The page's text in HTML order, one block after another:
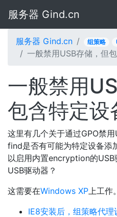
服务器 Gind.cn
服务器 Gind.cn 组策略
一般禁用USB存储，但
一般禁用
包含特定设
这里有几个关于通过GPO禁
find是否有可能为特定设备添
以启用内置encryption的
USB驱动器？
这需要在Windows XP上工作。
IE8安装后，组策略代理